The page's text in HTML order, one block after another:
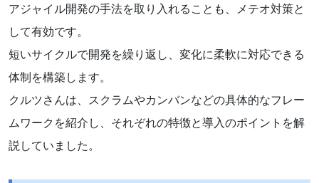
アジャイル開発の手法を取り入れることも、メテオ対策と
して有効です。
短いサイクルで開発を繰り返し、変化に柔軟に対応できる
体制を構築します。
クルツさんは、スクラムやカンバンなどの具体的なフレー
ムワークを紹介し、それぞれの特徴と導入のポイントを解
説していました。